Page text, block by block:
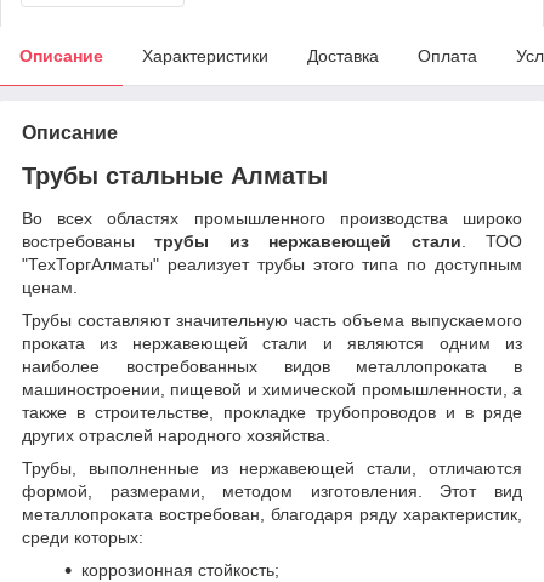
Описание Характеристики Доставка Оплата
Описание
Трубы стальные Алматы
Во всех областях промышленного производства широко
востребованытрубы из нержавеющей стали. ТОО
"ТехТоргАлматы" реализует трубы этого типа по доступным
ценам.
Трубы составляют значительную часть объема выпускаемого
проката из нержавеющей стали и являются одним из
наиболее востребованных видов металлопроката в
машиностроении, пищевой и химической промышленности, а
также в строительстве, прокладке трубопроводов и в ряде
других отраслей народного хозяйства.
Трубы, выполненные из нержавеющей стали, отличаются
формой, размерами, методом изготовления. Этот вид
металлопроката востребован, благодаря ряду характеристик,
среди которых:
коррозионная стойкость;